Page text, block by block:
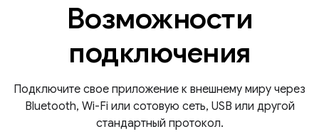
Возможности
подключения
Подключите свое приложение к внешнему миру через
Bluetooth, Wi-Fi или сотовую сеть, USB или другой
стандартный протокол.